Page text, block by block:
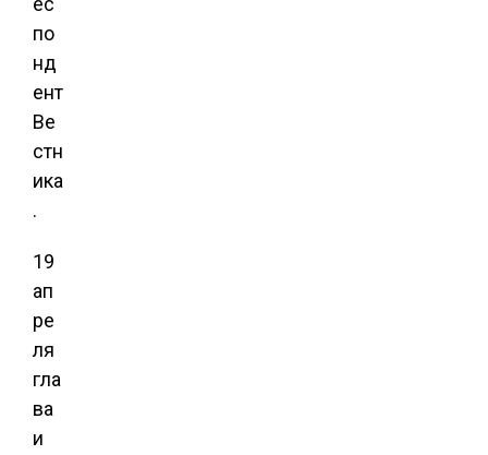
по
нд
ент
Ве
стн
ика
.
19
ап
ре
ля
гла
ва
и